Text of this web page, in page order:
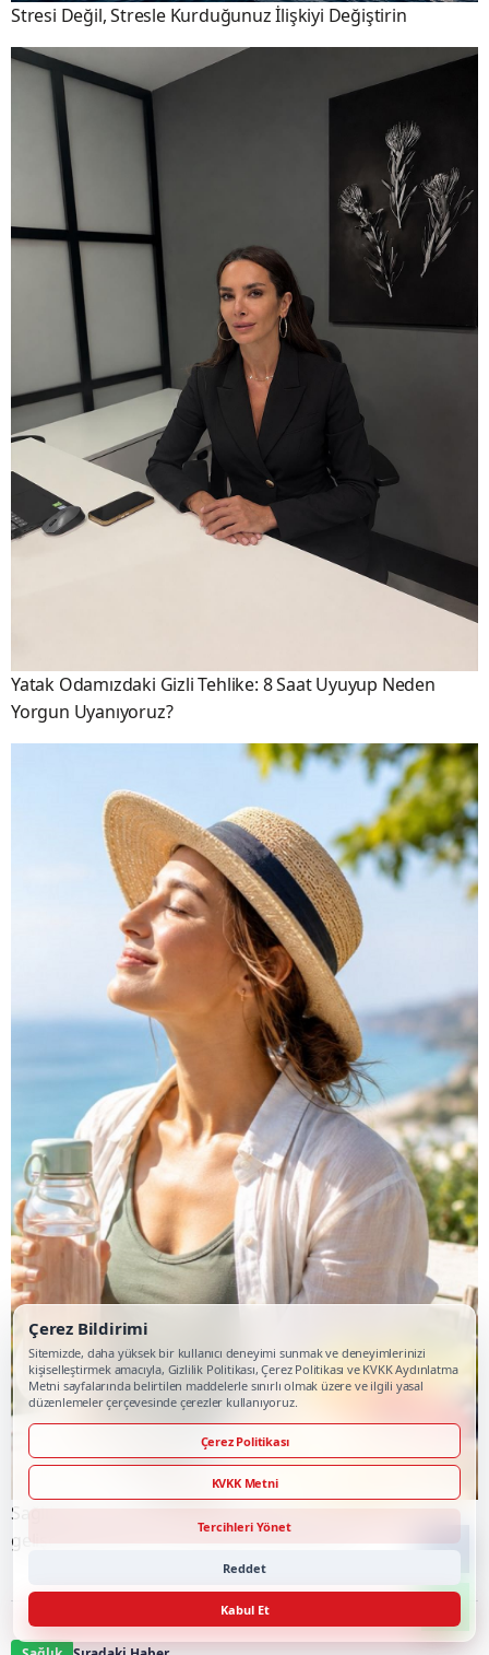
Stresi Değil, Stresle Kurduğunuz İlişkiyi Değiştirin
Yatak Odamızdaki Gizli Tehlike: 8 Saat Uyuyup Neden
Yorgun Uyanıyoruz?
Sağlıklı bir yaz için vücudun ihtiyaçlarını dinleyerek
gelişebilecek her türlü ağrıdan uzak durun
Çerez Bildirimi
Sitemizde, daha yüksek bir kullanıcı deneyimi sunmak ve deneyimlerinizi
kişiselleştirmek amacıyla, Gizlilik Politikası, Çerez Politikası ve KVKK Aydınlatma
Metni sayfalarında belirtilen maddelerle sınırlı olmak üzere ve ilgili yasal
düzenlemeler çerçevesinde çerezler kullanıyoruz.
Çerez Politikası
KVKK Metni
Tercihleri Yönet
Reddet
Kabul Et